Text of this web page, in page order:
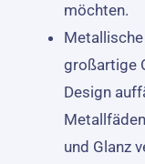
möchten.
großartige
Design
und Glanz